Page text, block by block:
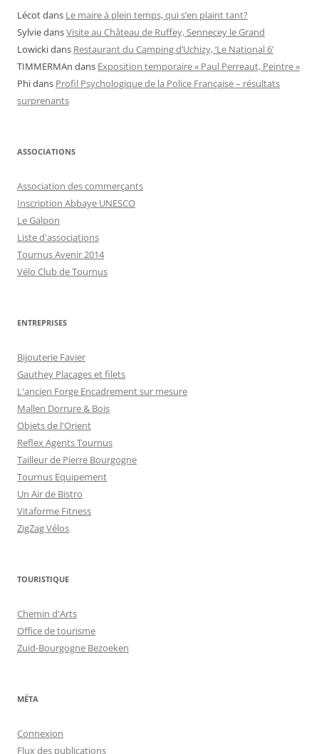
Lécotdans Le maire à plein temps, qui s’en plaint tant?
SylviedansVisite au Château de Ruffey, Sennecey le Grand
Lowickidans Restaurant du Camping d’Uchizy, ‘Le National 6’
TIMMERMAn dans Exposition temporaire « Paul Perreaut, Peintre »
Phidans Profil Psychologique de la Police Française – résultats
surprenants
ASSOCIATIONS
Association des commerçants
Inscription Abbaye UNESCO
Le Galpon
Liste d'associations
Tournus Avenir 2014
Vélo Club de Tournus
ENTREPRISES
Bijouterie Favier
Gauthey Placages et filets
L'ancien Forge Encadrement sur mesure
Mallen Dorrure & Bois
Objets de l'Orient
Reflex Agents Tournus
Tailleur de Pierre Bourgogne
Tournus Equipement
Un Air de Bistro
Vitaforme Fitness
ZigZag Vélos
TOURISTIQUE
Chemin d'Arts
Office de tourisme
Zuid-Bourgogne Bezoeken
MÉTA
Connexion
Flux des publications